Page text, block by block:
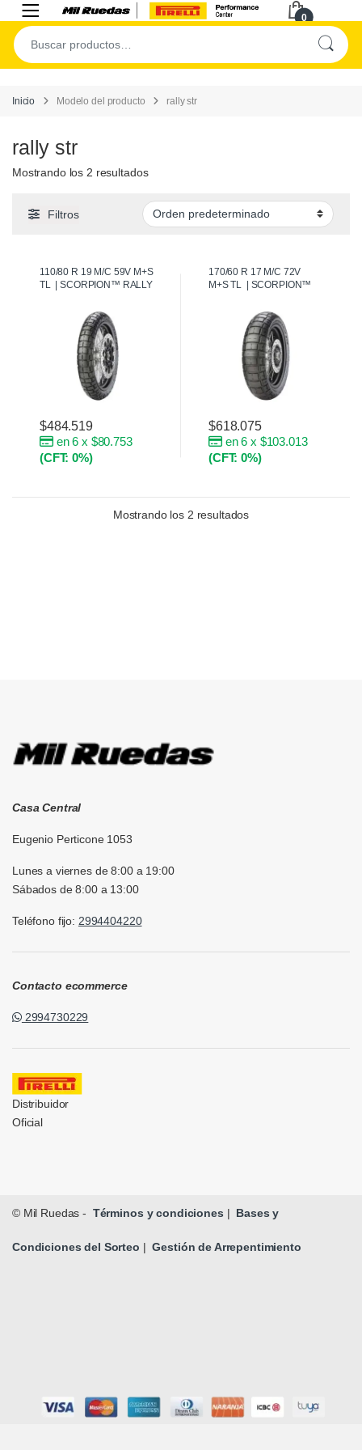
0
Inicio Modelo del producto rally str
rally str
Mostrando los 2 resultados
Filtros
110/80 R 19 M/C 59V M+S
TL | SCORPION™ RALLY
$484.519
en 6 x $80.753
(CFT: 0%)
170/60 R 17 M/C 72V
M+S TL | SCORPION™
$618.075
en 6 x $103.013
(CFT: 0%)
Mostrando los 2 resultados
Casa Central
Eugenio Perticone 1053
Lunes a viernes de 8:00 a 19:00
Sábados de 8:00 a 13:00
Teléfono fijo: 2994404220
Contacto ecommerce
2994730229
Distribuidor
Oficial
© Mil Ruedas - Términos y condiciones | Bases y
Condiciones del Sorteo | Gestión de Arrepentimiento